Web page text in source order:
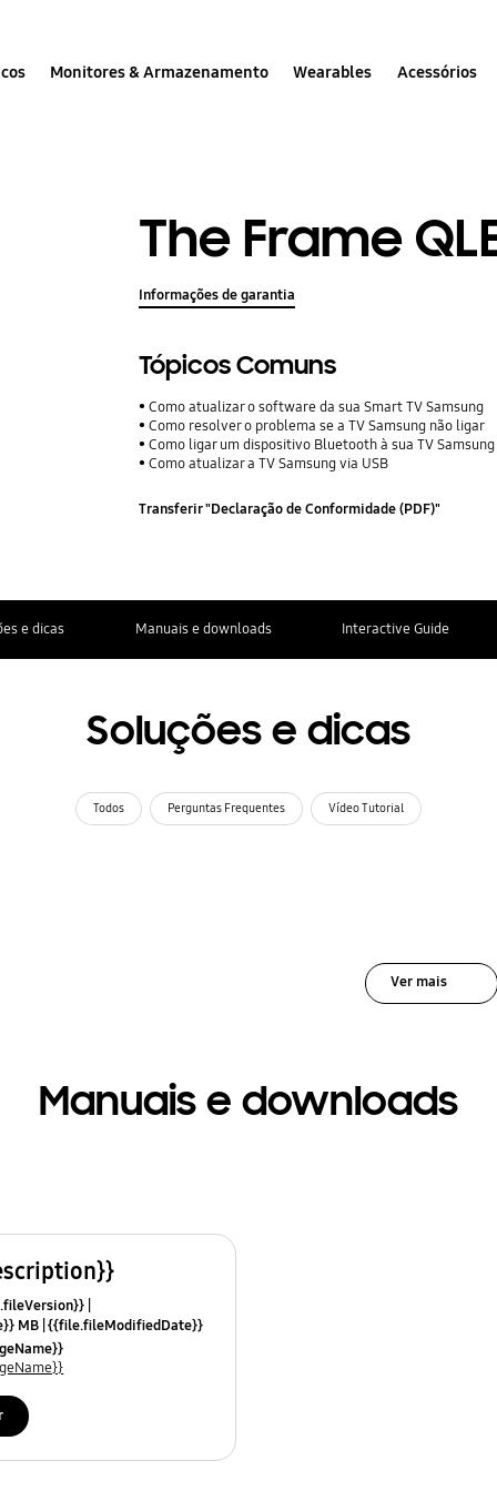
Monitores & Armazenamento Wearables Acessórios
The Frame
Informações de garantia
Tópicos Comuns
Como atualizar o software da sua Smart TV Samsung
Como resolver o problema se a TV Samsung não ligar
Como ligar um dispositivo Bluetooth à sua TV Samsung
Como atualizar a TV Samsung via USB
Transferir "Declaração de Conformidade (PDF)"
e dicas Manuais e downloads Interactive Guide
Soluções e dicas
Todos Perguntas Frequentes Vídeo Tutorial
Ver mais
Manuais e downloads
MB {{file.fileModifiedDate}}